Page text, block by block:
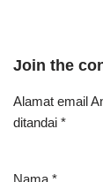
Join the
Alamat email
ditandai *
Nama *